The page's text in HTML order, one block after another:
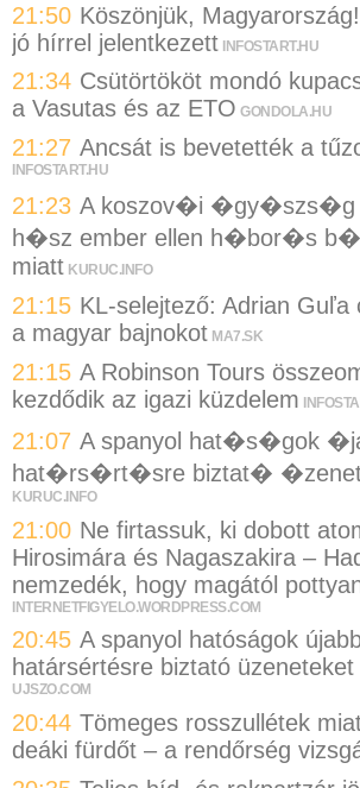
21:50 Köszönjük,
jó hírrel jelentkezett INFOSTART.HU
21:34 Csütörtököt mondó
a Vasutas és az ETO GONDOLA.HU
21:27 Ancsát is bevetették a
INFOSTART.HU
21:23 A koszov�i �gy�szs�g
h�sz ember ellen h�bor�s
miatt KURUC.INFO
21:15 KL-selejtező: Adrian Guľa
a magyar bajnokot MA7.SK
21:15 A Robinson Tours
kezdődik az igazi küzdelem
21:07 A spanyol hat�s�gok
hat�rs�rt�sre biztat�
KURUC.INFO
21:00 Ne firtassuk, ki dobott
Hirosimára és Nagaszakira –
nemzedék, hogy magától
INTERNETFIGYELO.WORDPRESS.COM
20:45 A spanyol hatóságok
határsértésre biztató
UJSZO.COM
20:44 Tömeges rosszullétek
deáki fürdőt – a rendőrség